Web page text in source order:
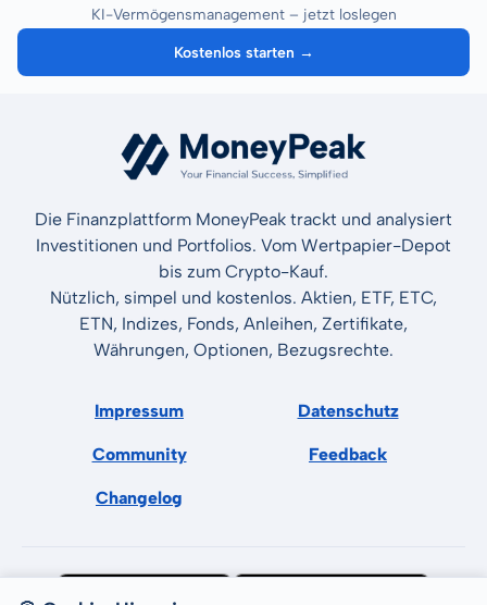
KI-Vermögensmanagement – jetzt loslegen
Kostenlos starten →
Die Finanzplattform MoneyPeak trackt und analysiert
Investitionen und Portfolios. Vom Wertpapier-Depot
bis zum Crypto-Kauf.
Nützlich, simpel und kostenlos. Aktien, ETF, ETC,
ETN, Indizes, Fonds, Anleihen, Zertifikate,
Währungen, Optionen, Bezugsrechte.
Impressum Datenschutz
Community Feedback
Changelog